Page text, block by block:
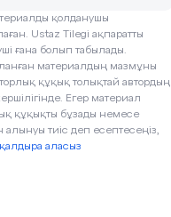
қолданушы
Ustaz Tilegi ақпаратты
ғана болып табылады.
материалдың мазмұны
құқық толықтай автордың
Егер материал
құқықты бұзады немесе
алынуы тиіс деп есептесеңіз,
аласыз